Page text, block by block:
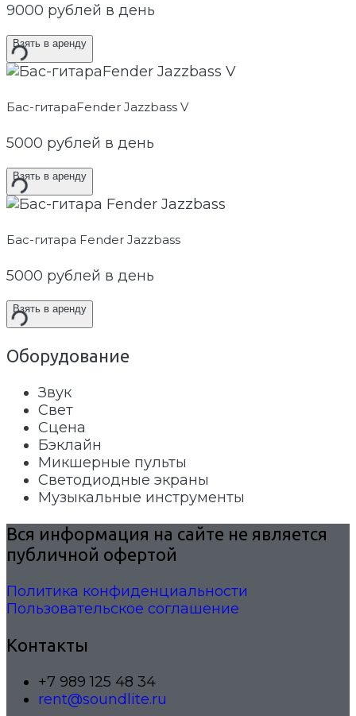
9000 рублей в день
Взять в аренду
Бас-гитараFender Jazzbass V
5000 рублей в день
Взять в аренду
Бас-гитара Fender Jazzbass
5000 рублей в день
Взять в аренду
Оборудование
Звук
Свет
Сцена
Бэклайн
Микшерные пульты
Светодиодные экраны
Музыкальные инструменты
Вся информация на сайте не является
публичной офертой
Политика конфиденциальности
Пользовательское соглашение
Контакты
+7 989 125 48 34
rent@soundlite.ru